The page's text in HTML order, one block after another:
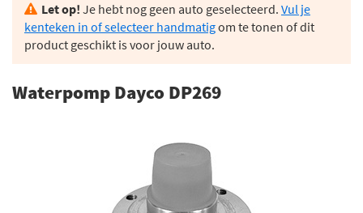
Let op! Je hebt nog geen auto geselecteerd. Vul je
kenteken in of selecteer handmatigom te tonen of dit
product geschikt is voor jouw auto.
Waterpomp Dayco DP269